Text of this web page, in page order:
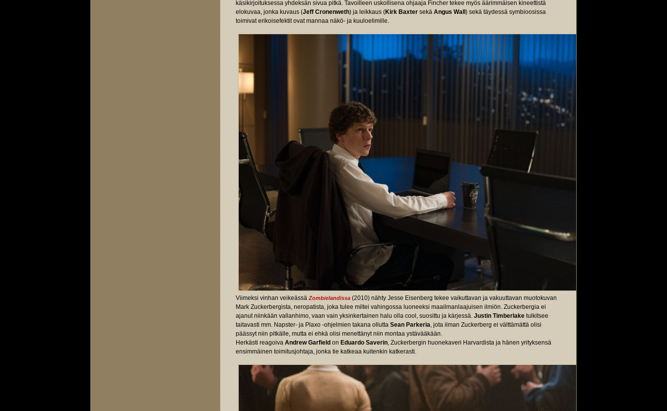
käsikirjoituksessa yhdeksän sivua pitkä. Tavoilleen uskollisena ohjaaja Fincher tekee myös äärimmäisen kineettistä
elokuvaa, jonka kuvaus (Jeff Cronenweth) ja leikkaus (Kirk Baxter sekä Angus Wall ) sekä täydessä symbioosissa
toimivat erikoisefektit ovat mannaa näkö- ja kuuloelimille.
Viimeksi vinhan veikeässäZombielandissa (2010) nähty Jesse Eisenberg tekee vaikuttavan ja vakuuttavan muotokuvan
Mark Zuckerbergista, neropatista, joka tulee miltei vahingossa luoneeksi maailmanlaajuisen ilmiön. Zuckerbergia ei
ajanut niinkään vallanhimo, vaan vain yksinkertainen halu olla cool, suosittu ja kärjessä. Justin Timberlake tulkitsee
taitavasti mm. Napster- ja Plaxo -ohjelmien takana ollutta Sean Parkeria, jota ilman Zuckerberg ei välttämättä olisi
päässyt niin pitkälle, mutta ei ehkä olisi menettänyt niin montaa ystävääkään.
Herkästi reagoiva Andrew Garfield on Eduardo Saverin, Zuckerbergin huonekaveri Harvardista ja hänen yrityksensä
ensimmäinen toimitusjohtaja, jonka tie katkeaa kuitenkin katkerasti.